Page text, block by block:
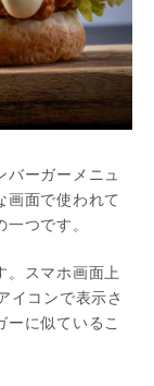
ーガーメニュ
画面で使われて
つです。
。スマホ画面上
イコンで表示さ
に似ているこ